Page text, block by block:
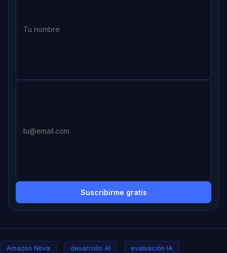
Suscribirme gratis
Amazon Nova desarrollo AI evaluación IA